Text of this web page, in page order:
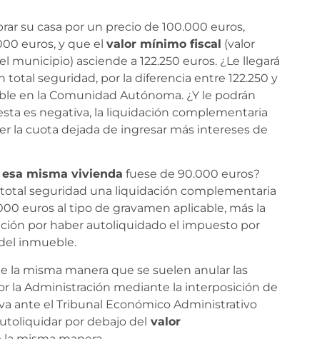
su casa por un precio de 100.000 euros,
euros, y que el valor mínimo fiscal (valor
asciende a 122.250 euros. ¿Le llegará
seguridad, por la diferencia entre 122.250 y
en la Comunidad Autónoma. ¿Y le podrán
es negativa, la liquidación complementaria
la cuota dejada de ingresar más intereses de
misma vivienda fuese de 90.000 euros?
seguridad una liquidación complementaria
euros al tipo de gravamen aplicable, más la
por haber autoliquidado el impuesto por
inmueble.
misma manera que se suelen anular las
la Administración mediante la interposición de
ante el Tribunal Económico Administrativo
por debajo del valor